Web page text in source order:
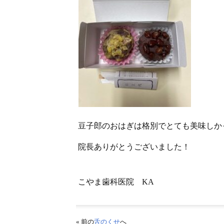
豆子郎のおはぎは格別でとても美味しか
院長ありがとうございました！
こやま歯科医院 KA
« 前の舌のくせへ